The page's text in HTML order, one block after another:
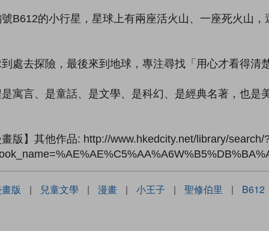
B612的小行星，星球上有兩座活火山、一座死火山，
處去探險，最後來到地球，專注尋找「用心才看得清
寓言、是童話、是文學、是科幻、是經典名著，也
版】其他作品: http://www.hkedcity.net/library/search/
版 | 兒童文學 | 漫畫 | 小王子 | 聖修伯里 | B612